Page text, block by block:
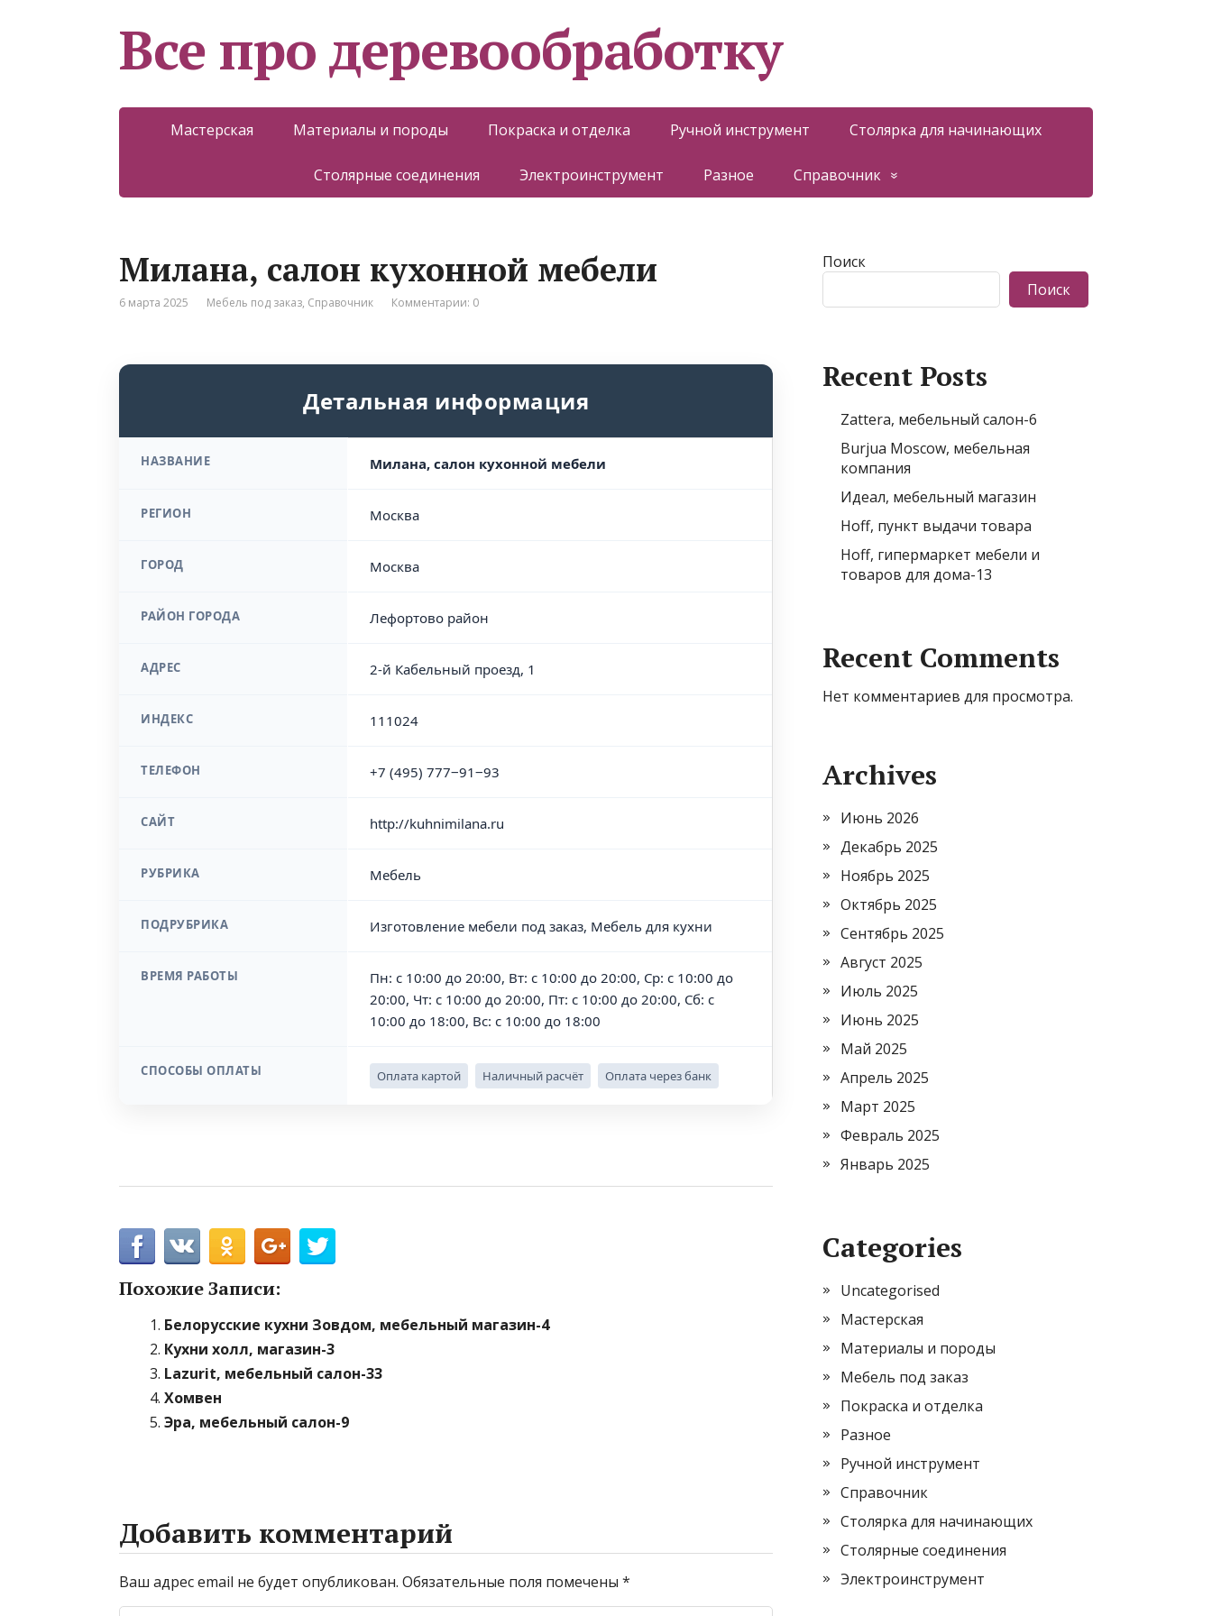
Все про деревообработку
Мастерская Материалы и породы Покраска и отделка Ручной инструмент Столярка для начинающих
Столярные соединения Электроинструмент Разное Справочник
Милана, салон кухонной мебели
6 марта 2025 Мебель под заказ, Справочник Комментарии: 0
Детальная информация
НАЗВАНИЕ Милана, салон кухонной мебели
РЕГИОН Москва
ГОРОД Москва
РАЙОН ГОРОДА Лефортово район
АДРЕС 2-й Кабельный проезд, 1
ИНДЕКС 111024
ТЕЛЕФОН +7 (495) 777‒91‒93
САЙТ http://kuhnimilana.ru
РУБРИКА Мебель
ПОДРУБРИКА Изготовление мебели под заказ, Мебель для кухни
ВРЕМЯ РАБОТЫ
Пн: с 10:00 до 20:00, Вт: с 10:00 до 20:00, Ср: с 10:00 до
20:00, Чт: с 10:00 до 20:00, Пт: с 10:00 до 20:00, Сб: с
10:00 до 18:00, Вс: с 10:00 до 18:00
СПОСОБЫ ОПЛАТЫ Оплата картой Наличный расчёт Оплата через банк
Похожие Записи:
Белорусские кухни Зовдом, мебельный магазин-4
Кухни холл, магазин-3
Lazurit, мебельный салон-33
Хомвен
Эра, мебельный салон-9
Добавить комментарий
Ваш адрес email не будет опубликован. Обязательные поля помечены *
Поиск
Поиск
Recent Posts
Zattera, мебельный салон-6
Burjua Moscow, мебельная
компания
Идеал, мебельный магазин
Hoff, пункт выдачи товара
Hoff, гипермаркет мебели и
товаров для дома-13
Recent Comments
Нет комментариев для просмотра.
Archives
Июнь 2026
Декабрь 2025
Ноябрь 2025
Октябрь 2025
Сентябрь 2025
Август 2025
Июль 2025
Июнь 2025
Май 2025
Апрель 2025
Март 2025
Февраль 2025
Январь 2025
Categories
Uncategorised
Мастерская
Материалы и породы
Мебель под заказ
Покраска и отделка
Разное
Ручной инструмент
Справочник
Столярка для начинающих
Столярные соединения
Электроинструмент